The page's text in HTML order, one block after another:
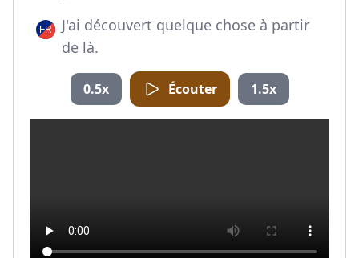
J'ai découvert quelque chose à partir
de là.
0.5x Écouter 1.5x